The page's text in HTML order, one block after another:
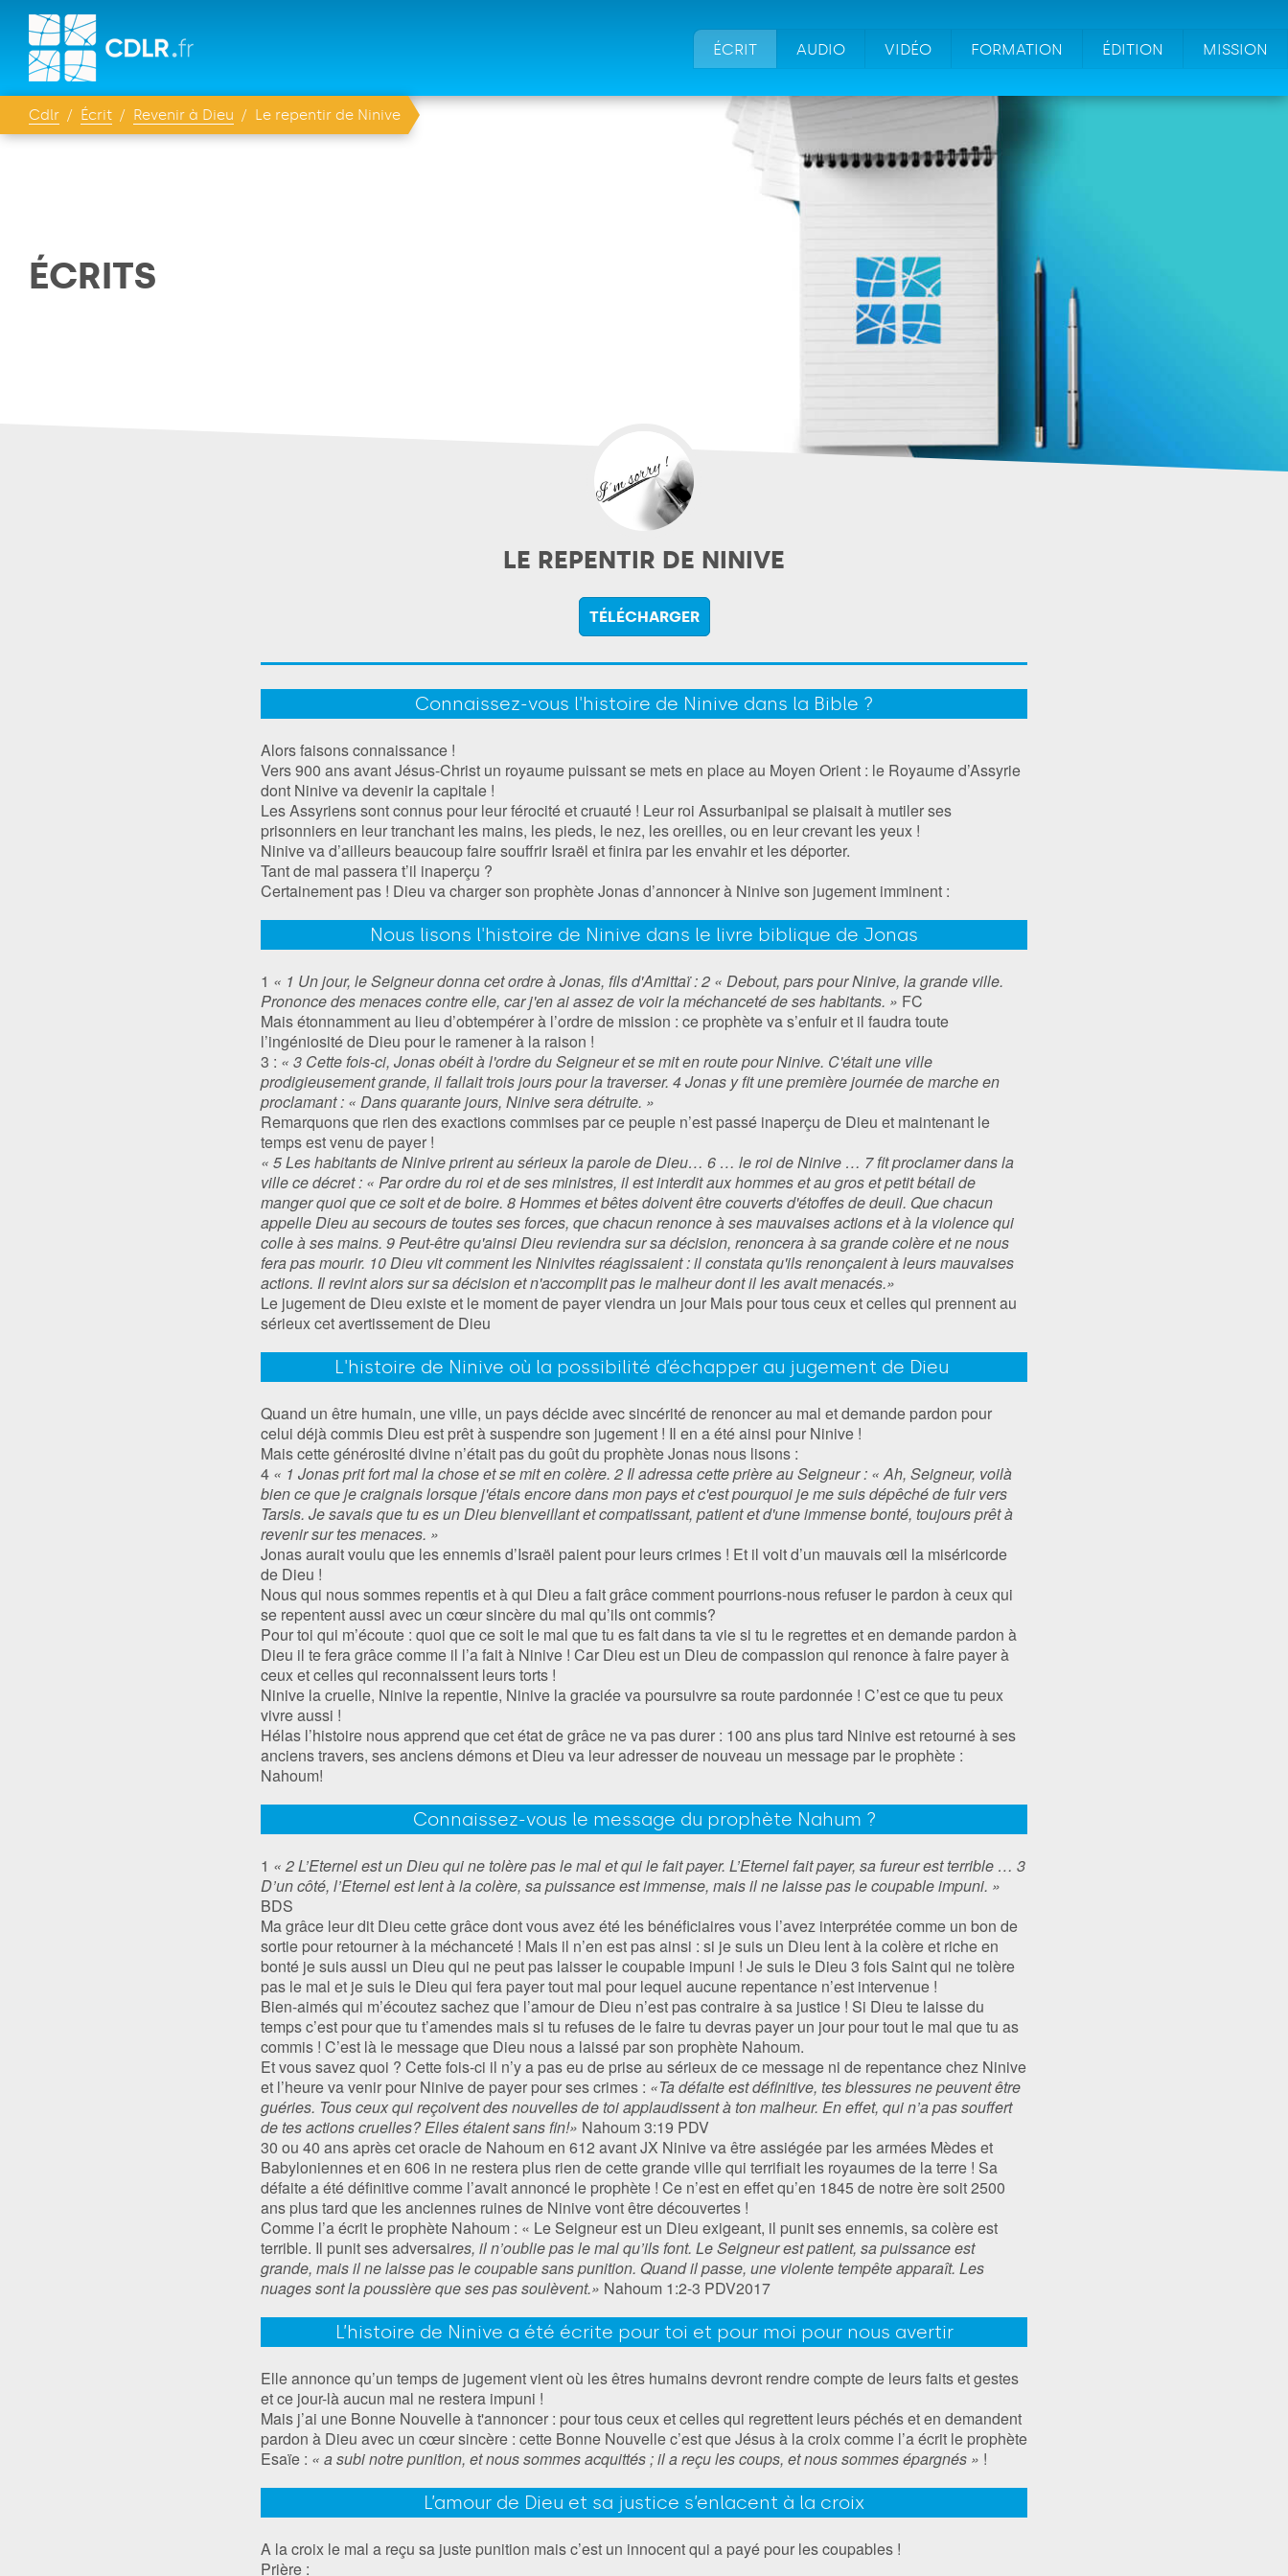
ÉCRIT AUDIO VIDÉO FORMATION ÉDITION MISSION
Cdlr Écrit Revenir à Dieu Le repentir de Ninive
ÉCRITS
LE REPENTIR DE NINIVE
TÉLÉCHARGER
Connaissez-vous l'histoire de Ninive dans la Bible ?
Alors faisons connaissance !
Vers 900 ans avant Jésus-Christ un royaume puissant se mets en place au Moyen Orient : le Royaume d’Assyrie
dont Ninive va devenir la capitale !
Les Assyriens sont connus pour leur férocité et cruauté ! Leur roi Assurbanipal se plaisait à mutiler ses
prisonniers en leur tranchant les mains, les pieds, le nez, les oreilles, ou en leur crevant les yeux !
Ninive va d’ailleurs beaucoup faire souffrir Israël et finira par les envahir et les déporter.
Tant de mal passera t’il inaperçu ?
Certainement pas ! Dieu va charger son prophète Jonas d’annoncer à Ninive son jugement imminent :
Nous lisons l'histoire de Ninive dans le livre biblique de Jonas
1 « 1 Un jour, le Seigneur donna cet ordre à Jonas, fils d'Amittaï : 2 « Debout, pars pour Ninive, la grande ville.
Prononce des menaces contre elle, car j'en ai assez de voir la méchanceté de ses habitants. » FC
Mais étonnamment au lieu d’obtempérer à l’ordre de mission : ce prophète va s’enfuir et il faudra toute
l’ingéniosité de Dieu pour le ramener à la raison !
3 : « 3 Cette fois-ci, Jonas obéit à l'ordre du Seigneur et se mit en route pour Ninive. C'était une ville
prodigieusement grande, il fallait trois jours pour la traverser. 4 Jonas y fit une première journée de marche en
proclamant : « Dans quarante jours, Ninive sera détruite. »
Remarquons que rien des exactions commises par ce peuple n’est passé inaperçu de Dieu et maintenant le
temps est venu de payer !
« 5 Les habitants de Ninive prirent au sérieux la parole de Dieu… 6 … le roi de Ninive … 7 fit proclamer dans la
ville ce décret : « Par ordre du roi et de ses ministres, il est interdit aux hommes et au gros et petit bétail de
manger quoi que ce soit et de boire. 8 Hommes et bêtes doivent être couverts d'étoffes de deuil. Que chacun
appelle Dieu au secours de toutes ses forces, que chacun renonce à ses mauvaises actions et à la violence qui
colle à ses mains. 9 Peut-être qu'ainsi Dieu reviendra sur sa décision, renoncera à sa grande colère et ne nous
fera pas mourir. 10 Dieu vit comment les Ninivites réagissaient : il constata qu'ils renonçaient à leurs mauvaises
actions. Il revint alors sur sa décision et n'accomplit pas le malheur dont il les avait menacés.»
Le jugement de Dieu existe et le moment de payer viendra un jour Mais pour tous ceux et celles qui prennent au
sérieux cet avertissement de Dieu
L'histoire de Ninive où la possibilité d’échapper au jugement de Dieu
Quand un être humain, une ville, un pays décide avec sincérité de renoncer au mal et demande pardon pour
celui déjà commis Dieu est prêt à suspendre son jugement ! Il en a été ainsi pour Ninive !
Mais cette générosité divine n’était pas du goût du prophète Jonas nous lisons :
4 « 1 Jonas prit fort mal la chose et se mit en colère. 2 Il adressa cette prière au Seigneur : « Ah, Seigneur, voilà
bien ce que je craignais lorsque j'étais encore dans mon pays et c'est pourquoi je me suis dépêché de fuir vers
Tarsis. Je savais que tu es un Dieu bienveillant et compatissant, patient et d'une immense bonté, toujours prêt à
revenir sur tes menaces. »
Jonas aurait voulu que les ennemis d’Israël paient pour leurs crimes ! Et il voit d’un mauvais œil la miséricorde
de Dieu !
Nous qui nous sommes repentis et à qui Dieu a fait grâce comment pourrions-nous refuser le pardon à ceux qui
se repentent aussi avec un cœur sincère du mal qu’ils ont commis?
Pour toi qui m’écoute : quoi que ce soit le mal que tu es fait dans ta vie si tu le regrettes et en demande pardon à
Dieu il te fera grâce comme il l’a fait à Ninive ! Car Dieu est un Dieu de compassion qui renonce à faire payer à
ceux et celles qui reconnaissent leurs torts !
Ninive la cruelle, Ninive la repentie, Ninive la graciée va poursuivre sa route pardonnée ! C’est ce que tu peux
vivre aussi !
Hélas l’histoire nous apprend que cet état de grâce ne va pas durer : 100 ans plus tard Ninive est retourné à ses
anciens travers, ses anciens démons et Dieu va leur adresser de nouveau un message par le prophète :
Nahoum!
Connaissez-vous le message du prophète Nahum ?
1 « 2 L’Eternel est un Dieu qui ne tolère pas le mal et qui le fait payer. L’Eternel fait payer, sa fureur est terrible … 3
D’un côté, l’Eternel est lent à la colère, sa puissance est immense, mais il ne laisse pas le coupable impuni. »
BDS
Ma grâce leur dit Dieu cette grâce dont vous avez été les bénéficiaires vous l’avez interprétée comme un bon de
sortie pour retourner à la méchanceté ! Mais il n’en est pas ainsi : si je suis un Dieu lent à la colère et riche en
bonté je suis aussi un Dieu qui ne peut pas laisser le coupable impuni ! Je suis le Dieu 3 fois Saint qui ne tolère
pas le mal et je suis le Dieu qui fera payer tout mal pour lequel aucune repentance n’est intervenue !
Bien-aimés qui m’écoutez sachez que l’amour de Dieu n’est pas contraire à sa justice ! Si Dieu te laisse du
temps c’est pour que tu t’amendes mais si tu refuses de le faire tu devras payer un jour pour tout le mal que tu as
commis ! C’est là le message que Dieu nous a laissé par son prophète Nahoum.
Et vous savez quoi ? Cette fois-ci il n’y a pas eu de prise au sérieux de ce message ni de repentance chez Ninive
et l’heure va venir pour Ninive de payer pour ses crimes : «Ta défaite est définitive, tes blessures ne peuvent être
guéries. Tous ceux qui reçoivent des nouvelles de toi applaudissent à ton malheur. En effet, qui n’a pas souffert
de tes actions cruelles? Elles étaient sans fin!» Nahoum‬ ‭3:19‬ ‭PDV ‬‬‬‬
30 ou 40 ans après cet oracle de Nahoum en 612 avant JX Ninive va être assiégée par les armées Mèdes et
Babyloniennes et en 606 in ne restera plus rien de cette grande ville qui terrifiait les royaumes de la terre ! Sa
défaite a été définitive comme l’avait annoncé le prophète ! Ce n’est en effet qu’en 1845 de notre ère soit 2500
ans plus tard que les anciennes ruines de Ninive vont être découvertes !
Comme l’a écrit le prophète Nahoum : « Le Seigneur est un Dieu exigeant, il punit ses ennemis, sa colère est
terrible. Il punit ses adversaires, il n’oublie pas le mal qu’ils font. Le Seigneur est patient, sa puissance est
grande, mais il ne laisse pas le coupable sans punition. Quand il passe, une violente tempête apparaît. Les
nuages sont la poussière que ses pas soulèvent.» ‭‭Nahoum‬ ‭1:2-3‬ ‭PDV2017‬‬‬‬‬‬‬‬‬‬‬‬‬‬
L’histoire de Ninive a été écrite pour toi et pour moi pour nous avertir
Elle annonce qu’un temps de jugement vient où les êtres humains devront rendre compte de leurs faits et gestes
et ce jour-là aucun mal ne restera impuni !
Mais j’ai une Bonne Nouvelle à t'annoncer : pour tous ceux et celles qui regrettent leurs péchés et en demandent
pardon à Dieu avec un cœur sincère : cette Bonne Nouvelle c’est que Jésus à la croix comme l’a écrit le prophète
Esaïe : « a subi notre punition, et nous sommes acquittés ; il a reçu les coups, et nous sommes épargnés » !
L’amour de Dieu et sa justice s’enlacent à la croix
A la croix le mal a reçu sa juste punition mais c’est un innocent qui a payé pour les coupables !
Prière :